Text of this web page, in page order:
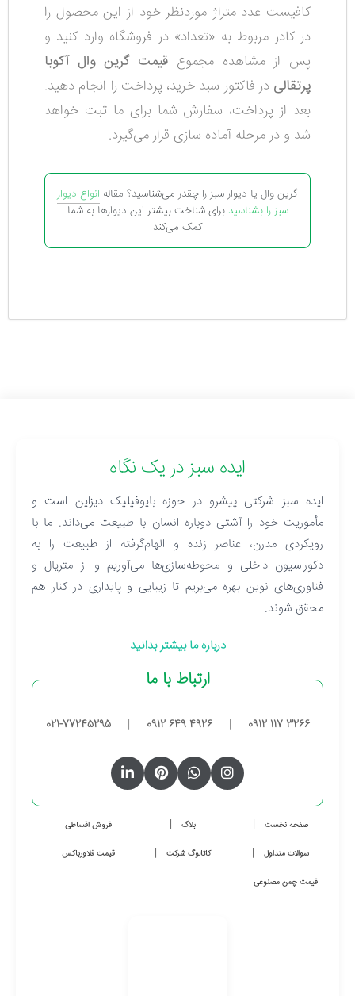
کافیست عدد متراژ موردنظر خود از این محصول را
در کادر مربوط به «تعداد» در فروشگاه وارد کنید و
پس از مشاهده مجموع قیمت گرین وال آکوبا
پرتقالی در فاکتور سبد خرید، پرداخت را انجام دهید.
بعد از پرداخت، سفارش شما برای ما ثبت خواهد
شد و در مرحله آماده سازی قرار می‌گیرد.
گرین وال یا دیوار سبز را چقدر می‌شناسید؟ مقاله انواع دیوار
سبز را بشناسید برای شناخت بیشتر این دیوارها به شما
کمک می‌کند
ایده سبز در یک نگاه
ایده سبز شرکتی پیشرو در حوزه بایوفیلیک دیزاین است و
مأموریت خود را آشتی دوباره انسان با طبیعت می‌داند. ما با
رویکردی مدرن، عناصر زنده و الهام‌گرفته از طبیعت را به
دکوراسیون داخلی و محوطه‌سازی‌ها می‌آوریم و از متریال و
فناوری‌های نوین بهره می‌بریم تا زیبایی و پایداری در کنار هم
محقق شوند.
درباره ما بیشتر بدانید
ارتباط با ما
0912 117 3266
|
0912 649 4926
|
021-77245295
صفحه نخست بلاگ فروش اقساطی
سوالات متداول کاتالوگ شرکت قیمت فلاورباکس
قیمت چمن مصنوعی